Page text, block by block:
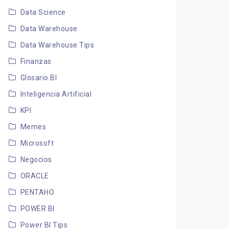
Data Science
Data Warehouse
Data Warehouse Tips
Finanzas
Glosario BI
Inteligencia Artificial
KPI
Memes
Microsoft
Negocios
ORACLE
PENTAHO
POWER BI
Power BI Tips